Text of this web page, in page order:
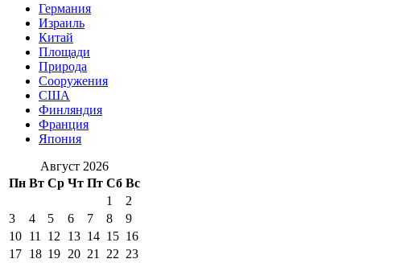
Германия
Израиль
Китай
Площади
Природа
Сооружения
США
Финляндия
Франция
Япония
Август 2026
Пн Вт Ср Чт Пт Сб Вс
1
2
3
4 5 6 7 8
9
10 11 12 13 14 15 16
17 18 19 20 21 22 23